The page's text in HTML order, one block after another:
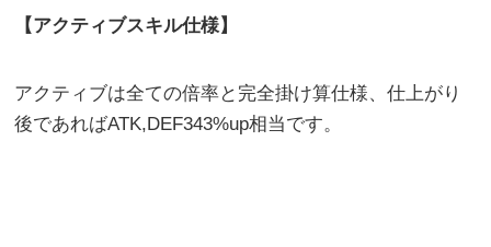
【アクティブスキル仕様】
アクティブは全ての倍率と完全掛け算仕様、仕上がり
後であればATK,DEF343%up相当です。